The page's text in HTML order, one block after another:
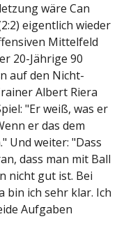
wäre Can
eigentlich wieder
Mittelfeld
20-Jährige 90
auf den Nicht-
Albert Riera
"Er weiß, was er
er das dem
Und weiter: "Dass
dass man mit Ball
nicht gut ist. Bei
bin ich sehr klar. Ich
Aufgaben